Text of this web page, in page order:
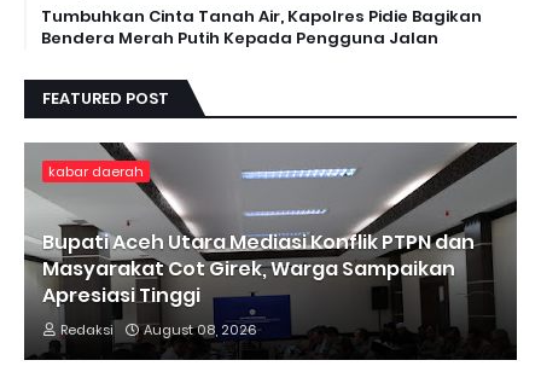
Tumbuhkan Cinta Tanah Air, Kapolres Pidie Bagikan
Bendera Merah Putih Kepada Pengguna Jalan ‎
FEATURED POST
kabar daerah
Bupati Aceh Utara Mediasi Konflik PTPN dan
Masyarakat Cot Girek, Warga Sampaikan
Apresiasi Tinggi
Redaksi August 08, 2026